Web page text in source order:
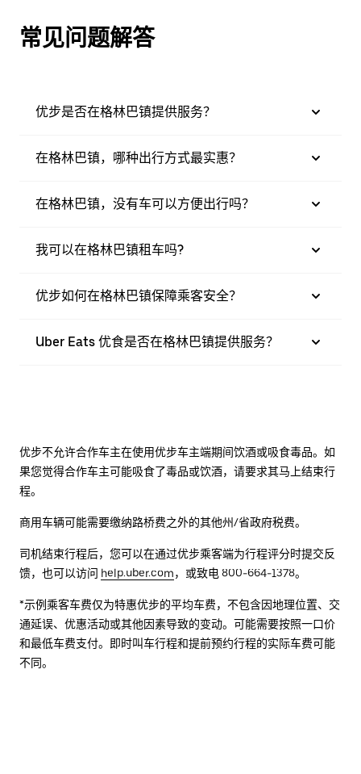
常见问题解答
优步是否在格林巴镇提供服务？
在格林巴镇，哪种出行方式最实惠？
在格林巴镇，没有车可以方便出行吗？
我可以在格林巴镇租车吗?
优步如何在格林巴镇保障乘客安全？
Uber Eats 优食是否在格林巴镇提供服务？
优步不允许合作车主在使用优步车主端期间饮酒或吸食毒品。如
果您觉得合作车主可能吸食了毒品或饮酒，请要求其马上结束行
程。
商用车辆可能需要缴纳路桥费之外的其他州/省政府税费。
司机结束行程后，您可以在通过优步乘客端为行程评分时提交反
馈，也可以访问 help.uber.com，或致电 800-664-1378。
*示例乘客车费仅为特惠优步的平均车费，不包含因地理位置、交
通延误、优惠活动或其他因素导致的变动。可能需要按照一口价
和最低车费支付。即时叫车行程和提前预约行程的实际车费可能
不同。